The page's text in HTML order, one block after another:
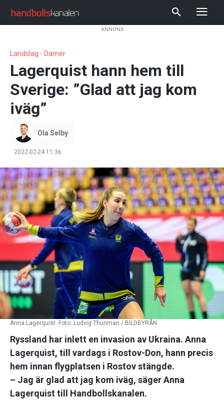
ANNONS
Landslag - Damer
Lagerquist hann hem till
Sverige: ”Glad att jag kom
iväg”
Ola Selby
2022-02-24 11:36
Anna Lagerquist. Foto: Ludvig Thunman / BILDBYRÅN.
Ryssland har inlett en invasion av Ukraina. Anna
Lagerquist, till vardags i Rostov-Don, hann precis
hem innan flygplatsen i Rostov stängde.
– Jag är glad att jag kom iväg, säger Anna
Lagerquist till Handbollskanalen.